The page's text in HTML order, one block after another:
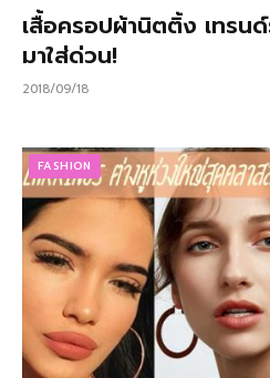
เสื้อครอปผ้านิตติ้ง เทรน
มาใส่ด่วน!
2018/09/18
FASHION